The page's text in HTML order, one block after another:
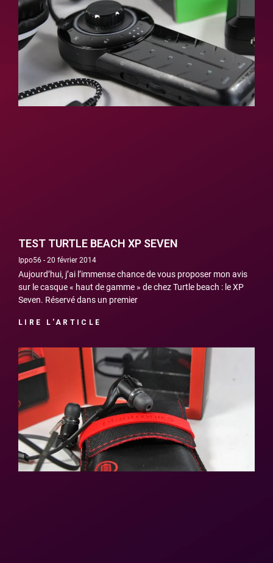
TEST TURTLE BEACH XP SEVEN
Ippo56 20 février 2014
Aujourd’hui, j’ai l’immense chance de vous proposer mon avis
sur le casque « haut de gamme » de chez Turtle beach : le XP
Seven. Réservé dans un premier
LIRE L'ARTICLE